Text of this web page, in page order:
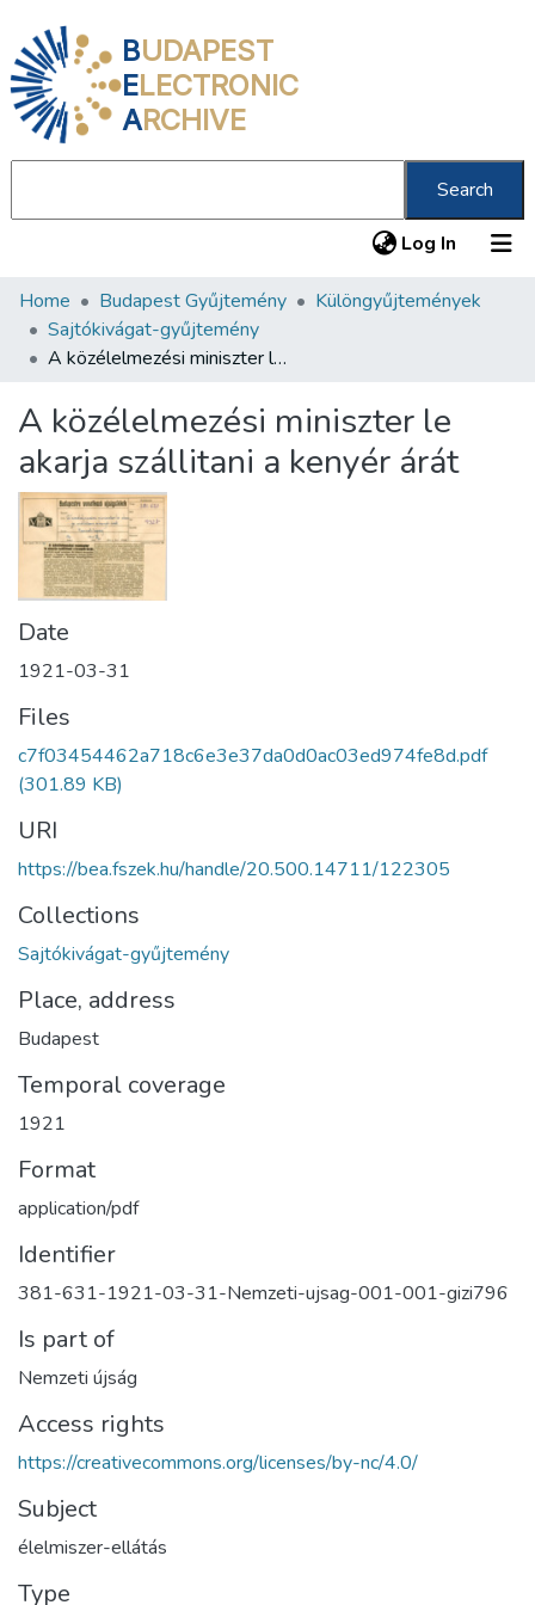
BUDAPEST
ELECTRONIC
ARCHIVE
Search
Log In (current)
Communities & Collections
All of DSpace
About us
Home Budapest Gyűjtemény
Különgyűjtemények
Sajtókivágat-gyűjtemény
A közélelmezési miniszter le akarja szállitani a kenyér árát
A közélelmezési miniszter le
akarja szállitani a kenyér árát
Date
1921-03-31
Files
c7f03454462a718c6e3e37da0d0ac03ed974fe8d.pdf
(301.89 KB)
URI
https://bea.fszek.hu/handle/20.500.14711/122305
Collections
Sajtókivágat-gyűjtemény
Place, address
Budapest
Temporal coverage
1921
Format
application/pdf
Identifier
381-631-1921-03-31-Nemzeti-ujsag-001-001-gizi796
Is part of
Nemzeti újság
Access rights
https://creativecommons.org/licenses/by-nc/4.0/
Subject
élelmiszer-ellátás
Type